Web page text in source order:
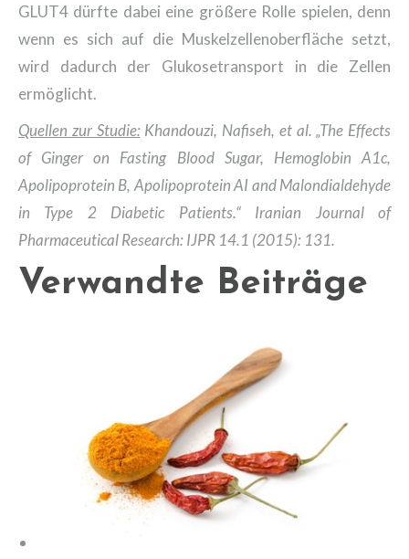
GLUT4 dürfte dabei eine größere Rolle spielen, denn
wenn es sich auf die Muskelzellenoberfläche setzt,
wird dadurch der Glukosetransport in die Zellen
ermöglicht.
Quellen zur Studie:Khandouzi, Nafiseh, et al. „The Effects
of Ginger on Fasting Blood Sugar, Hemoglobin A1c,
Apolipoprotein B, Apolipoprotein AI and Malondialdehyde
in Type 2 Diabetic Patients.“ Iranian Journal of
Pharmaceutical Research: IJPR 14.1 (2015): 131.
Verwandte Beiträge